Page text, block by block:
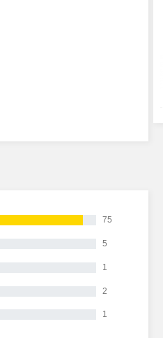
Nổi Bật Gì?
da đầu.
75
5
1
2
1